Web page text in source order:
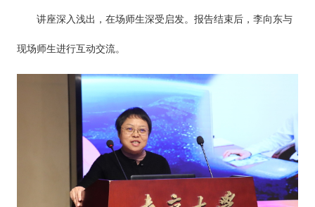
讲座深入浅出，在场师生深受启发。报告结束后，李向东与
现场师生进行互动交流。